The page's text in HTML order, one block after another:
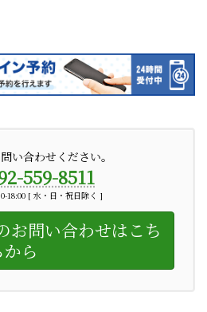
い合わせください。
559-8511
18:00 [ 水・日・祝日除く ]
お問い合わせはこち
から